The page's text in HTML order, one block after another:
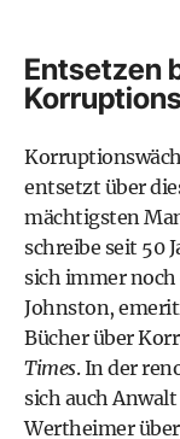
Entsetzen
entsetzt über
mächtigsten
schreibe seit 50
sich immer noch
Johnston,
Bücher über
Times. In der
sich auch
Wertheimer